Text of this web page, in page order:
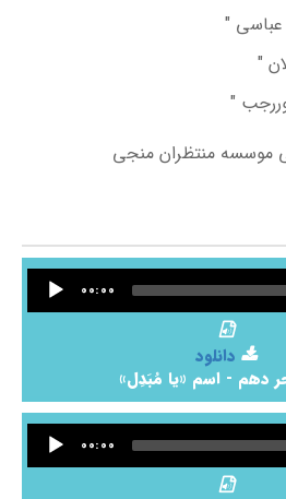
"
"
"
موسسه منتظران منجی
00:00
دانلود
00:00